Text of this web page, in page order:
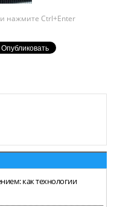
нажмите Ctrl+Enter
как технологии